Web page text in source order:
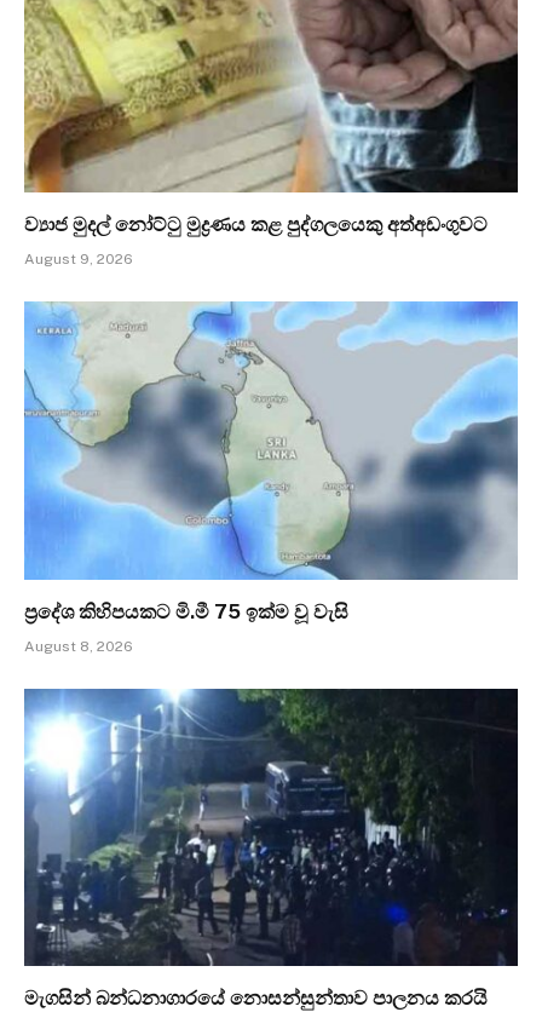
ව්‍යාජ මුදල් නෝට්ටු මුද්‍රණය කළ පුද්ගලයෙකු අත්අඩංගුවට
August 9, 2026
ප්‍රදේශ කිහිපයකට මි.මී 75 ඉක්ම වූ වැසි
August 8, 2026
මැගසින් බන්ධනාගාරයේ නොසන්සුන්තාව පාලනය කරයි